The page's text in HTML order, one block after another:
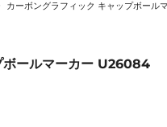
カーボングラフィック キャップボー
ボールマーカー U26084